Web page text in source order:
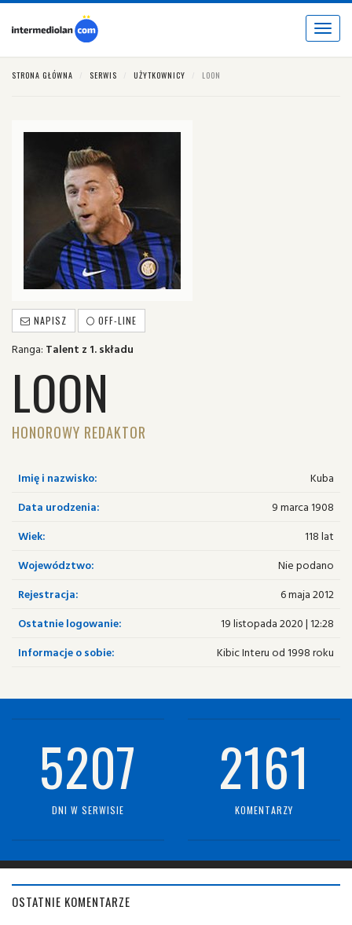
Toggle
STRONA GŁÓWNA SERWIS UŻYTKOWNICY LOON
NAPISZ OFF-LINE
Ranga: Talent z 1. składu
LOON
HONOROWY REDAKTOR
Imię i nazwisko:
Kuba
Data urodzenia:
9 marca 1908
Wiek:
118 lat
Województwo:
Nie podano
Rejestracja:
6 maja 2012
Ostatnie logowanie:
19 listopada 2020 | 12:28
Informacje o sobie:
Kibic Interu od 1998 roku
5207
DNI W SERWISIE
2161
KOMENTARZY
OSTATNIE KOMENTARZE